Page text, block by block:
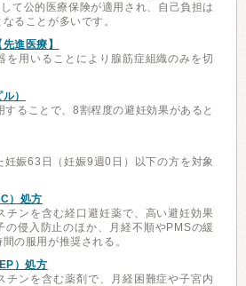
て公的医療保険が適用され、自己負担は
ることが多いです。
進医療】
を用いることにより腺筋症組織のみを切
）
ることで、8割程度の避妊効果があると
妊娠63日（妊娠9週0日）以下の方を対象
）処方
チンを含む経口避妊薬で、高い避妊効果
の侵入防止のほか、月経不順やPMSの緩
の服用が推奨される。
）処方
チンを含む薬剤で、月経困難症や子宮内